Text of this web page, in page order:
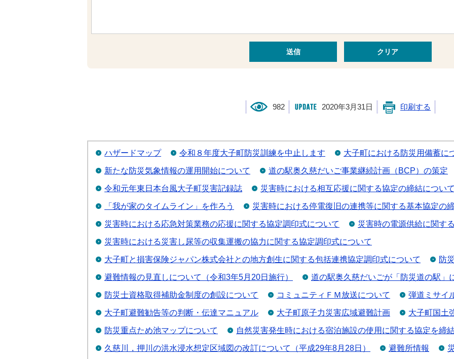
982 2020年3月31日 印刷する
ハザードマップ 令和８年度大子町防災訓練を中止します 大子町における防災用備蓄に
新たな防災気象情報の運用開始について 道の駅奥久慈だいご事業継続計画（BCP）の策定
令和元年東日本台風大子町災害記録誌 災害時における相互応援に関する協定の締結につい
「我が家のタイムライン」を作ろう 災害時における停電復旧の連携等に関する基本協定の
災害時における応急対策業務の応援に関する協定調印式について 災害時の電源供給に関す
災害時における災害し尿等の収集運搬の協力に関する協定調印式について
大子町と損害保険ジャパン株式会社との地方創生に関する包括連携協定調印式について 防
避難情報の見直しについて（令和3年5月20日施行） 道の駅奥久慈だいごが「防災道の駅」
防災士資格取得補助金制度の創設について コミュニティＦＭ放送について 弾道ミサイ
大子町避難勧告等の判断・伝達マニュアル 大子町原子力災害広域避難計画 大子町国土
防災重点ため池マップについて 自然災害発生時における宿泊施設の使用に関する協定を締
久慈川，押川の洪水浸水想定区域図の改訂について（平成29年8月28日） 避難所情報